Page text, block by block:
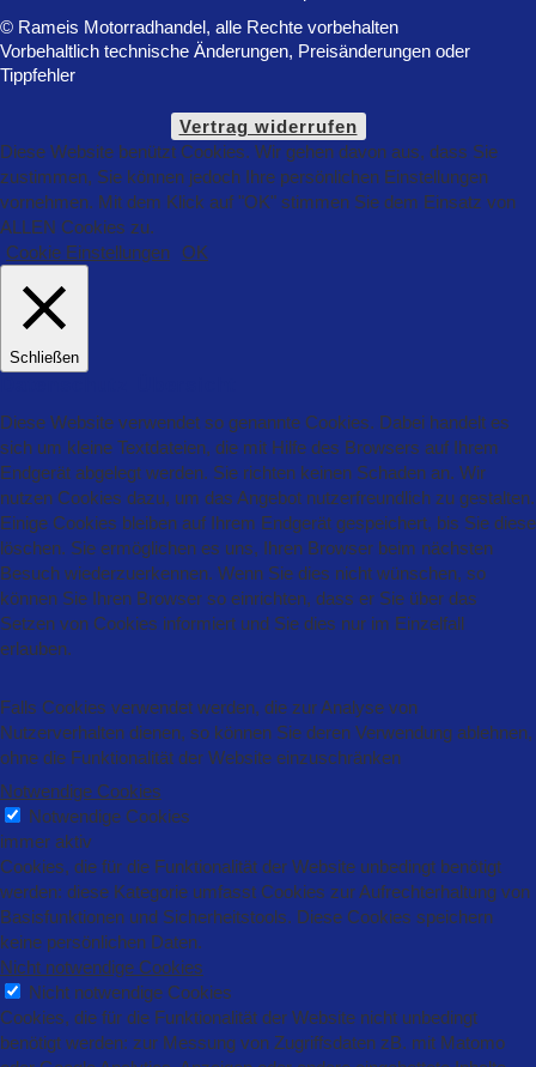
© Rameis Motorradhandel, alle Rechte vorbehalten
Vorbehaltlich technische Änderungen, Preisänderungen oder
Tippfehler
Vertrag widerrufen
Diese Website benützt Cookies. Wir gehen davon aus, dass Sie
zustimmen, Sie können jedoch Ihre persönlichen Einstellungen
vornehmen. Mit dem Klick auf "OK" stimmen Sie dem Einsatz von
ALLEN Cookies zu.
Cookie Einstellungen
OK
Schließen
Diese Website verwendet so genannte Cookies. Dabei handelt es
sich um kleine Textdateien, die mit Hilfe des Browsers auf Ihrem
Endgerät abgelegt werden. Sie richten keinen Schaden an. Wir
nutzen Cookies dazu, um das Angebot nutzerfreundlich zu gestalten.
Einige Cookies bleiben auf Ihrem Endgerät gespeichert, bis Sie diese
löschen. Sie ermöglichen es uns, Ihren Browser beim nächsten
Besuch wiederzuerkennen. Wenn Sie dies nicht wünschen, so
können Sie Ihren Browser so einrichten, dass er Sie über das
Setzen von Cookies informiert und Sie dies nur im Einzelfall
erlauben.
Falls Cookies verwendet werden, die zur Analyse von
Nutzerverhalten dienen, so können Sie deren Verwendung ablehnen,
ohne die Funktionalität der Website einzuschränken
Notwendige Cookies
Notwendige Cookies
immer aktiv
Cookies, die für die Funktionalität der Website unbedingt benötigt
werden: diese Kategorie umfasst Cookies zur Aufrechterhaltung von
Basisfunktionen und Sicherheitstools. Diese Cookies speichern
keine persönlichen Daten.
Nicht notwendige Cookies
Nicht notwendige Cookies
Cookies, die für die Funktionalität der Website nicht unbedingt
benötigt werden: zur Messung von Zugriffsdaten zB. mit Matomo